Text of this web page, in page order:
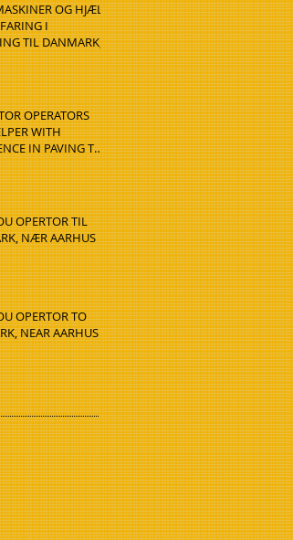
OG HJÆLP
I
TIL DANMARK,
OPERATORS
WITH
IN PAVING TO
HADSTEN
OPERTOR TIL
NÆR AARHUS
OPERTOR TO
NEAR AARHUS